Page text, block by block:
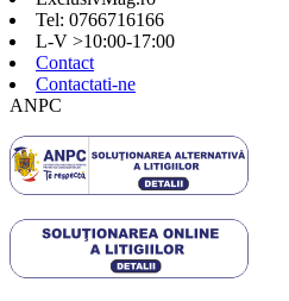
Tel: 0766716166
L-V >10:00-17:00
Contact
Contactati-ne
ANPC